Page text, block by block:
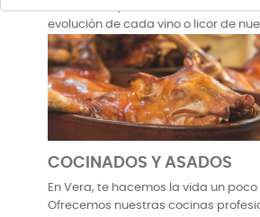
evolución de cada vino o licor de
COCINADOS Y ASADOS
En Vera, te hacemos la vida un
Ofrecemos nuestras cocinas